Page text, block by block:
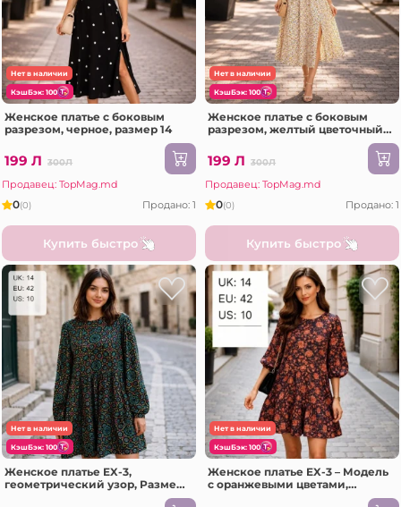
Нет в наличии
КэшБэк: 100
Женское платье с боковым
разрезом, черное, размер 14
199 Л 300Л
Продавец: TopMag.md
0(0) Продано: 1
Купить быстро
Нет в наличии
КэшБэк: 100
Женское платье с боковым
разрезом, желтый цветочный
199 Л 300Л
Продавец: TopMag.md
0(0) Продано: 1
Купить быстро
Нет в наличии
КэшБэк: 100
Женское платье EX-3,
геометрический узор, Размер
Нет в наличии
КэшБэк: 100
Женское платье EX-3 – Модель
с оранжевыми цветами,